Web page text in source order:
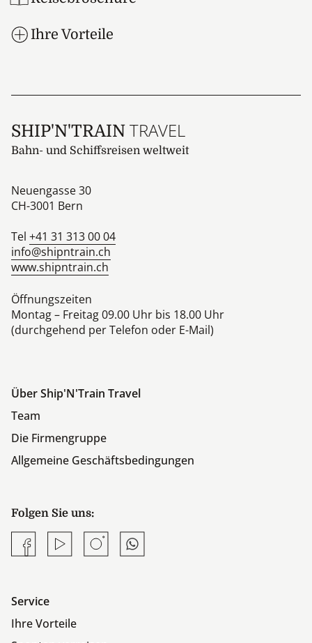
23. Tag: Ausschiffung in Ushuaia, Argentinien
oder in die Stadt für die individuelle Heim- oder
Ihre Vorteile
SHIP'N'TRAIN TRAVEL
Bahn- und Schiffsreisen weltweit
Neuengasse 30
CH-3001 Bern
Tel +41 31 313 00 04
info@shipntrain.ch
www.shipntrain.ch
Öffnungszeiten
Montag – Freitag 09.00 Uhr bis 18.00 Uhr
(durchgehend per Telefon oder E-Mail)
Über Ship'N'Train Travel
Team
Die Firmengruppe
Allgemeine Geschäftsbedingungen
Folgen Sie uns:
FacebookYouTubeInstagramWhatsapp
Service
Ihre Vorteile